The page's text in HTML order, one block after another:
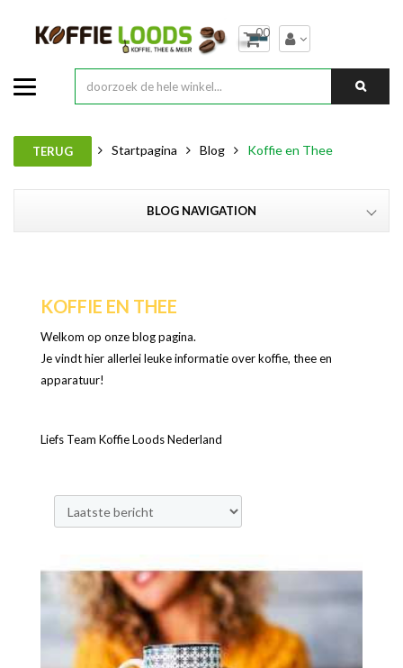
00
TERUG Startpagina Blog Koffie en Thee
BLOG NAVIGATION
KOFFIE EN THEE
Welkom op onze blog pagina.
Je vindt hier allerlei leuke informatie over koffie, thee en
apparatuur!
Liefs Team Koffie Loods Nederland